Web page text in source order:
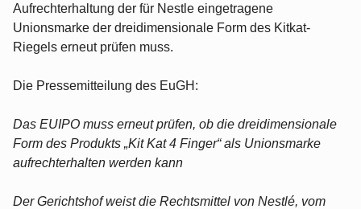
Aufrechterhaltung der für Nestle eingetragene
Unionsmarke der dreidimensionale Form des Kitkat-
Riegels erneut prüfen muss.
Die Pressemitteilung des EuGH:
Das EUIPO muss erneut prüfen, ob die dreidimensionale
Form des Produkts „Kit Kat 4 Finger“ als Unionsmarke
aufrechterhalten werden kann
Der Gerichtshof weist die Rechtsmittel von Nestlé, vom